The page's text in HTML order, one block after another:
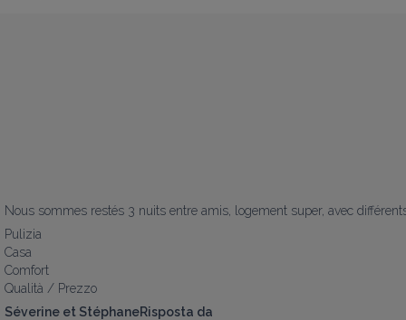
Nous sommes restés 3 nuits entre amis, logement super, avec
Pulizia
Casa
Comfort
Qualità / Prezzo
Séverine et StéphaneRisposta da